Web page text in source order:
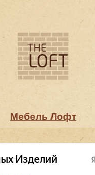
Мебель Лофт